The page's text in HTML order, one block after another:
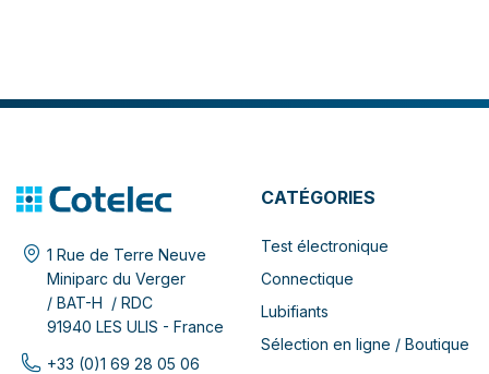
1 Rue de Terre Neuve
Miniparc du Verger
/ BAT-H / RDC
91940 LES ULIS - France
+33 (0)1 69 28 05 06
CATÉGORIES
Test électronique
Connectique
Lubifiants
Sélection en ligne / Boutique